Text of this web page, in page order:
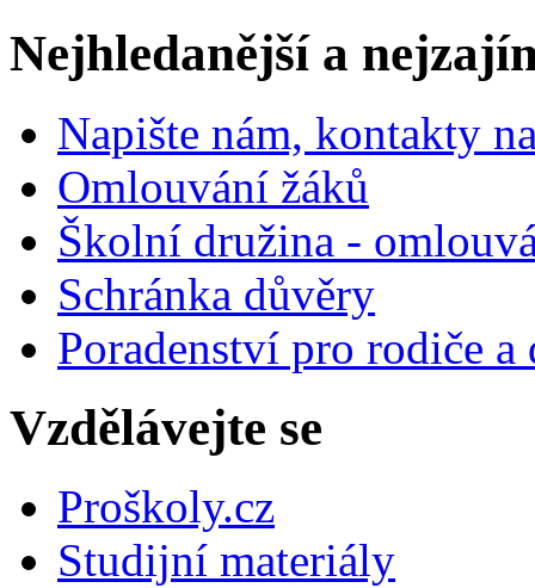
Nejhledanější a
Napište nám, kontakty
Omlouvání žáků
Školní družina -
Schránka důvěry
Poradenství pro rodiče
Vzdělávejte se
Proškoly.cz
Studijní materiály